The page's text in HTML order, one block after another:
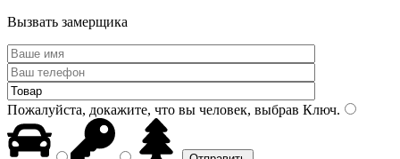
Вызвать замерщика
Пожалуйста, докажите, что вы человек, выбрав Ключ.